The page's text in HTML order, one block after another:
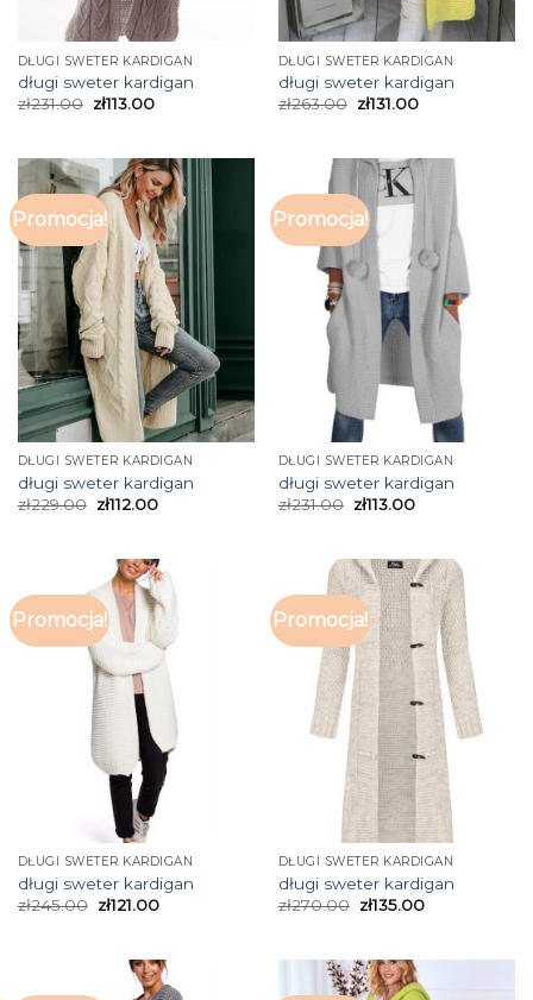
DŁUGI SWETER KARDIGAN
długi sweter kardigan
zł231.00 zł113.00
DŁUGI SWETER KARDIGAN
długi sweter kardigan
zł263.00 zł131.00
Promocja!
DŁUGI SWETER KARDIGAN
długi sweter kardigan
zł229.00 zł112.00
Promocja!
DŁUGI SWETER KARDIGAN
długi sweter kardigan
zł231.00 zł113.00
Promocja!
DŁUGI SWETER KARDIGAN
długi sweter kardigan
zł245.00 zł121.00
Promocja!
DŁUGI SWETER KARDIGAN
długi sweter kardigan
zł270.00 zł135.00